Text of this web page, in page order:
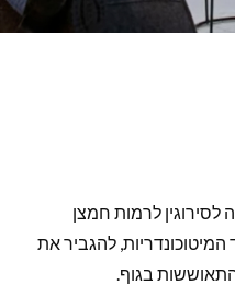
לרמות חמצן
להגביר את
בגוף.